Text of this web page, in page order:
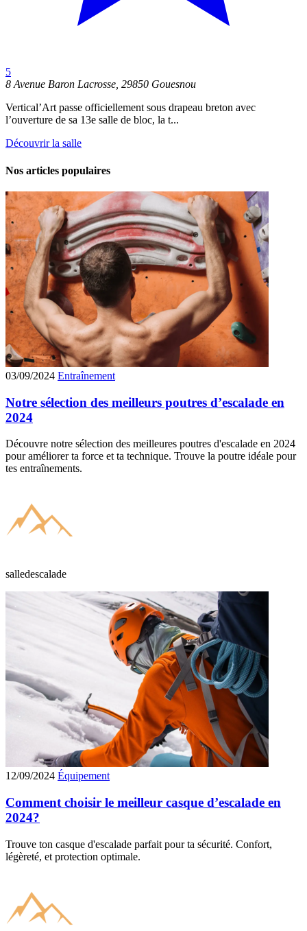
5
8 Avenue Baron Lacrosse, 29850 Gouesnou
Vertical’Art passe officiellement sous drapeau breton avec
l’ouverture de sa 13e salle de bloc, la t...
Découvrir la salle
Nos articles populaires
03/09/2024 Entraînement
Notre sélection des meilleurs poutres d’escalade en
2024
Découvre notre sélection des meilleures poutres d'escalade en 2024
pour améliorer ta force et ta technique. Trouve la poutre idéale pour
tes entraînements.
salledescalade
12/09/2024 Équipement
Comment choisir le meilleur casque d’escalade en
2024?
Trouve ton casque d'escalade parfait pour ta sécurité. Confort,
légèreté, et protection optimale.